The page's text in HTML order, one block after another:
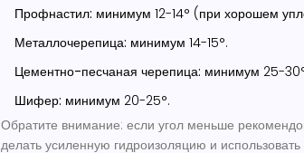
Профнастил: минимум 12-14° (при хорошем
Металлочерепица: минимум 14-15°.
Цементно-песчаная черепица: минимум 25-
Шифер: минимум 20-25°.
Обратите внимание: если угол меньше
делать усиленную гидроизоляцию и